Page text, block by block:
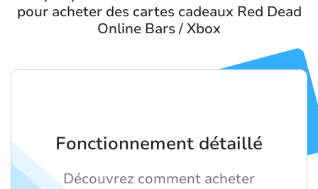
pour acheter des cartes cadeaux Red Dead
Online Bars / Xbox
Fonctionnement détaillé
Découvrez comment acheter